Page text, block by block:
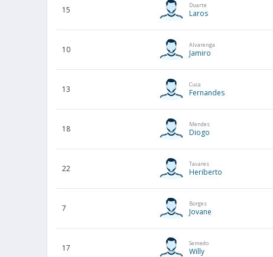
15 Duarte
Laros
10 Alvarenga
Jamiro
13 Cuca
Fernandes
18 Mendes
Diogo
22 Tavares
Heriberto
7 Borges
Jovane
17 Semedo
Willy